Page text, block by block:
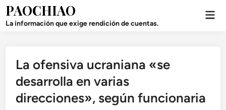
Saltar
contenido
PAOCHIAO
La información que exige rendición de cuentas.
Publicado
en
La ofensiva ucraniana «se
desarrolla en varias
direcciones», según funcionaria